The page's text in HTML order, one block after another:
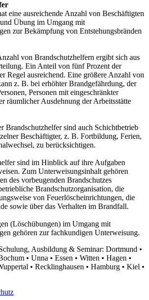
eine ausreichende Anzahl von Beschäftigten
Übung im Umgang mit
zur Bekämpfung von Entstehungsbränden
von Brandschutzhelfern ergibt sich aus
Ein Anteil von fünf Prozent der
Regel ausreichend. Eine größere Anzahl von
z. B. bei erhöhter Brandgefährdung, der
Personen mit eingeschränkter
räumlicher Ausdehnung der Arbeitsstätte
Brandschutzhelfer sind auch Schichtbetrieb
Beschäftigter, z. B. Fortbildung, Ferien,
zu berücksichtigen.
sind im Hinblick auf ihre Aufgaben
Zum Unterweisungsinhalt gehören
des vorbeugenden Brandschutzes
Brandschutzorganisation, die
von Feuerlöscheinrichtungen, die
sowie über das Verhalten im Brandfall.
(Löschübungen) im Umgang mit
gehören zur fachkundigen Unterweisung.
Ausbildung & Seminar: Dortmund •
• Unna • Essen • Witten • Hagen •
• Recklinghausen • Hamburg • Kiel •